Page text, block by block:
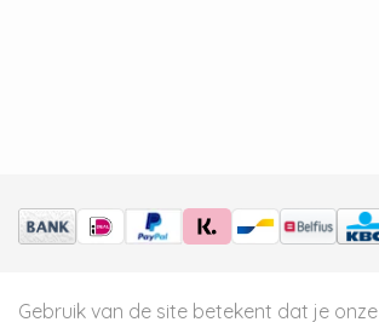
Gebruik van de site betekent dat je onze